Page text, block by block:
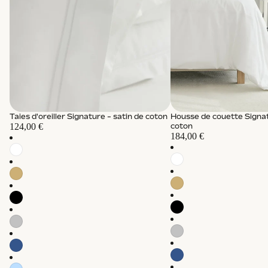
Taies d'oreiller Signature - satin de coton
124,00 €
Housse de couette
coton
184,00 €